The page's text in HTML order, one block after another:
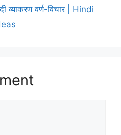
व्याकरण वर्ण-विचार | Hindi